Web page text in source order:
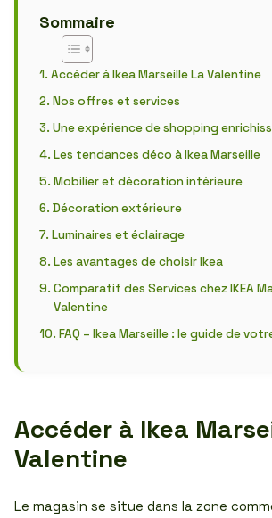
Sommaire
Accéder à Ikea Marseille La Valentine
Nos offres et services
Une expérience de shopping
Les tendances déco à Ikea Marseille
Mobilier et décoration intérieure
Décoration extérieure
Luminaires et éclairage
Les avantages de choisir Ikea
Comparatif des Services chez IKEA
Valentine
FAQ – Ikea Marseille : le guide de
Accéder à Ikea
Valentine
Le magasin se situe dans la zone